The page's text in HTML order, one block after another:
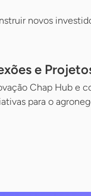
novos
e
Chap Hub e
para o